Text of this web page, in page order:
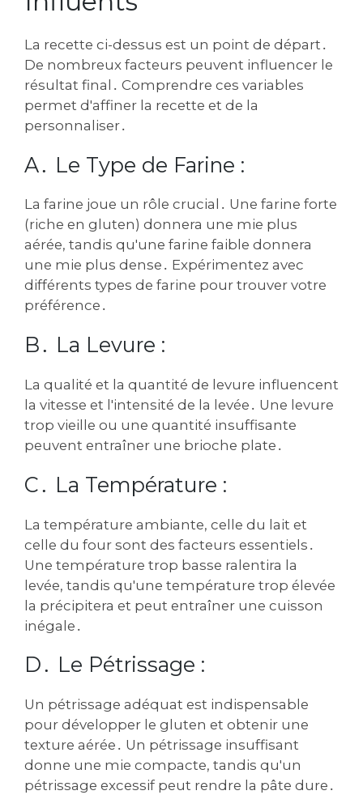
La recette ci-dessus est un point de départ․
De nombreux facteurs peuvent influencer le
résultat final․ Comprendre ces variables
permet d'affiner la recette et de la
personnaliser․
A․ Le Type de Farine :
La farine joue un rôle crucial․ Une farine forte
(riche en gluten) donnera une mie plus
aérée‚ tandis qu'une farine faible donnera
une mie plus dense․ Expérimentez avec
différents types de farine pour trouver votre
préférence․
B․ La Levure :
La qualité et la quantité de levure influencent
la vitesse et l'intensité de la levée․ Une levure
trop vieille ou une quantité insuffisante
peuvent entraîner une brioche plate․
C․ La Température :
La température ambiante‚ celle du lait et
celle du four sont des facteurs essentiels․
Une température trop basse ralentira la
levée‚ tandis qu'une température trop élevée
la précipitera et peut entraîner une cuisson
inégale․
D․ Le Pétrissage :
Un pétrissage adéquat est indispensable
pour développer le gluten et obtenir une
texture aérée․ Un pétrissage insuffisant
donne une mie compacte‚ tandis qu'un
pétrissage excessif peut rendre la pâte dure․